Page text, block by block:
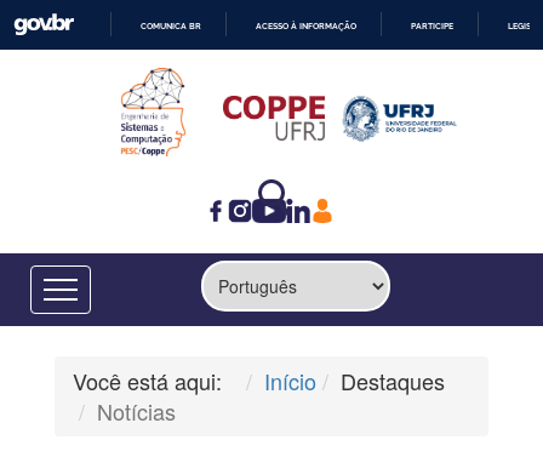
CONTEÚDO
COMUNICA BR ACESSO À INFORMAÇÃO PARTICIPE
Você está aqui: Início
Destaques
Notícias